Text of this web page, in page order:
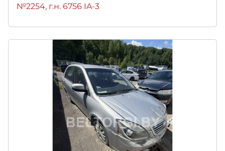
№2254, г.н. 6756 IA-3